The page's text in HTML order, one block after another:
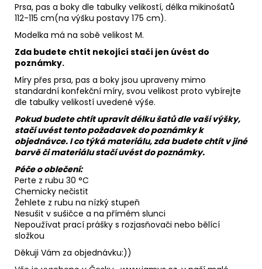
Prsa, pas a boky dle tabulky velikostí, délka mikinošatů
112-115 cm(na výšku postavy 175 cm).
Modelka má na sobě velikost M.
Zda budete chtít nekojící stačí jen úvést do
poznámky.
Míry přes prsa, pas a boky jsou upraveny mimo
standardní konfekční míry, svou velikost proto vybírejte
dle tabulky velikostí uvedené výše.
Pokud budete chtít upravit délku šatů dle vaší výšky,
stačí uvést tento požadavek do poznámky k
objednávce. I co týká materiálu, zda budete chtít v jiné
barvě či materiálu stačí uvést do poznámky.
Péče o oblečení:
Perte z rubu 30 °C
Chemicky nečistit
Žehlete z rubu na nízký stupeň
Nesušit v sušičce a na přímém slunci
Nepoužívat prací prášky s rozjasňovači nebo bělící
složkou
Děkuji Vám za objednávku:))